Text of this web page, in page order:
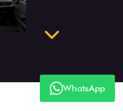
WhatsApp